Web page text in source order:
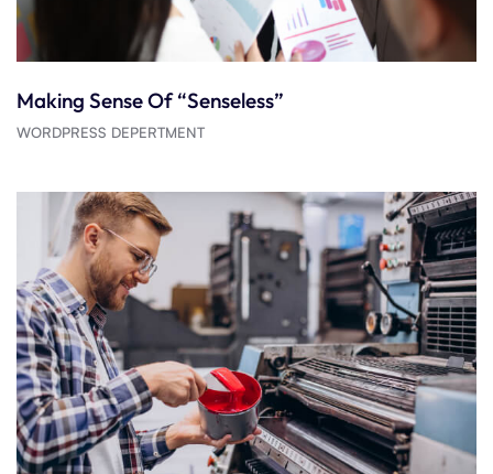
Making Sense Of “Senseless”
WORDPRESS DEPERTMENT